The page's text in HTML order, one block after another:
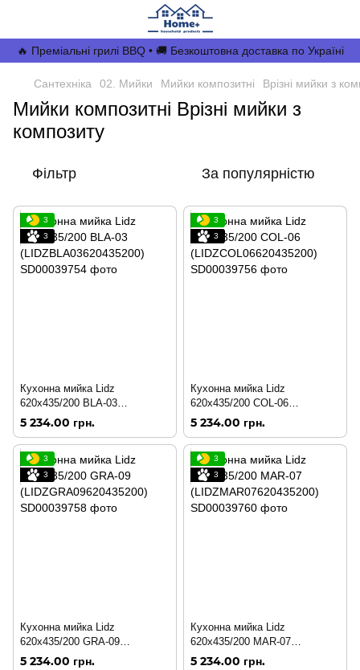
🔥 Преміальні грилі BBQ • 🚚 Безкоштовна доставка по Україні
Сантехніка 02. Мийки Мийки композитні Врізні мийки з
Мийки композитні Врізні мийки з
композиту
Фільтр За популярністю
3
3
Кухонна мийка Lidz
620x435/200 BLA-03
(LIDZBLA03620435200)
5 234.00 грн.
3
3
Кухонна мийка Lidz
620x435/200 COL-06
(LIDZCOL06620435200)
5 234.00 грн.
3
3
Кухонна мийка Lidz
620x435/200 GRA-09
(LIDZGRA09620435200)
5 234.00 грн.
3
3
Кухонна мийка Lidz
620x435/200 MAR-07
(LIDZMAR07620435200)
5 234.00 грн.